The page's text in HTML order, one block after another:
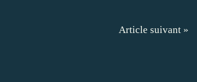
Article suivant »